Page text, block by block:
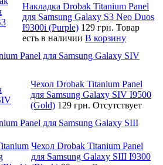
Накладка Drobak Titanium Panel
для Samsung Galaxy S3 Neo Duos
I9300i (Purple) 129 грн. Товар
есть в наличии В корзину
Panel для Samsung Galaxy SIV
Чехол Drobak Titanium Panel
для Samsung Galaxy SIV I9500
(Gold) 129 грн. Отсутствует
Panel для Samsung Galaxy SIII
Чехол Drobak Titanium Panel
для Samsung Galaxy SIII I9300